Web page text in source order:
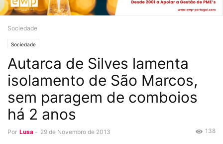
Sociedade
Sociedade
Autarca de Silves lamenta
isolamento de São Marcos,
sem paragem de comboios
há 2 anos
Por Lusa - 29 de Novembro de 2013 138